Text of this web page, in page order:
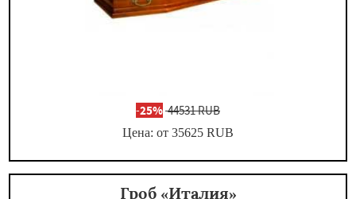
-25%44531 RUB
Цена: от 35625 RUB
Гроб «Италия»